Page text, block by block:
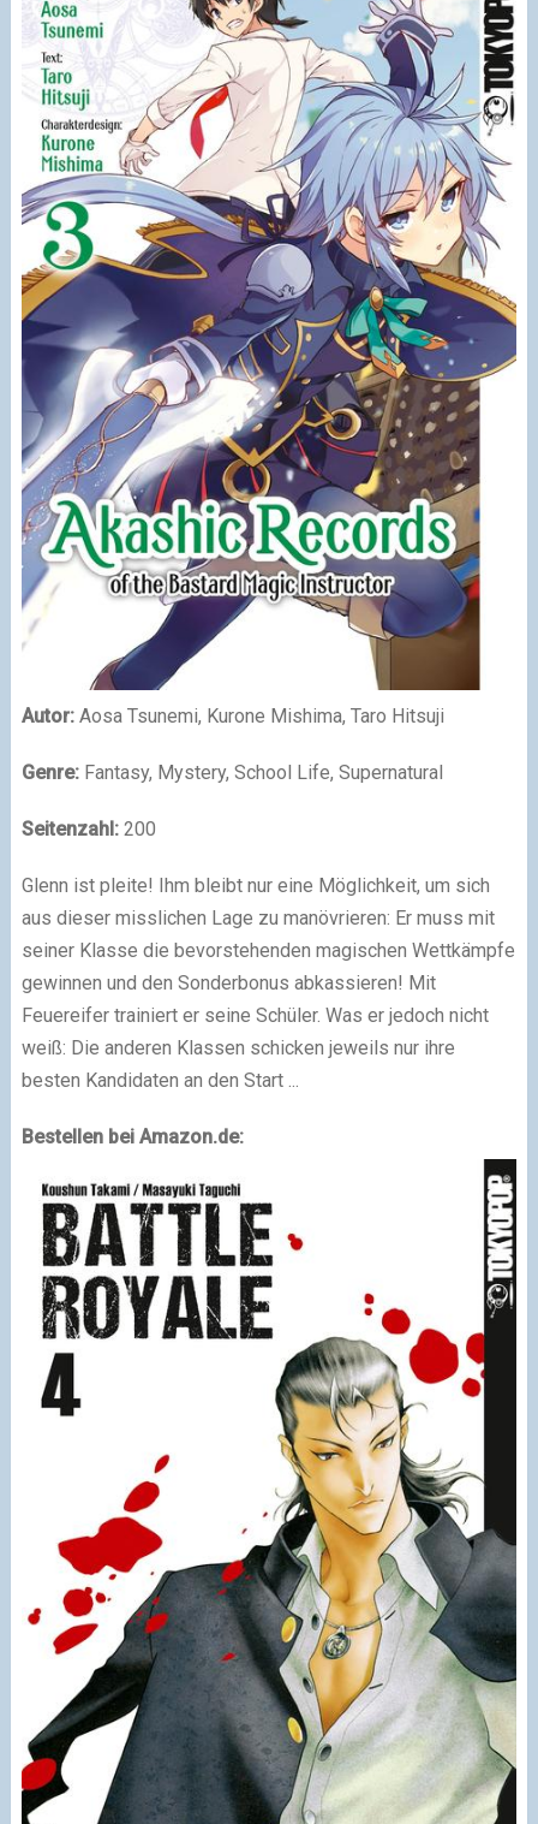
Autor:Aosa Tsunemi, Kurone Mishima, Taro Hitsuji
Genre:Fantasy, Mystery, School Life, Supernatural
Seitenzahl:200
Glenn ist pleite! Ihm bleibt nur eine Möglichkeit, um sich
aus dieser misslichen Lage zu manövrieren: Er muss mit
seiner Klasse die bevorstehenden magischen Wettkämpfe
gewinnen und den Sonderbonus abkassieren! Mit
Feuereifer trainiert er seine Schüler. Was er jedoch nicht
weiß: Die anderen Klassen schicken jeweils nur ihre
besten Kandidaten an den Start ...
Bestellen bei Amazon.de: